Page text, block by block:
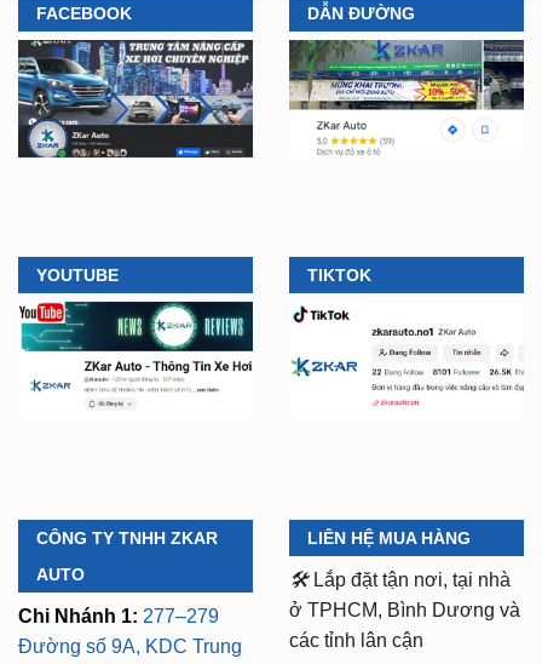
FACEBOOK DẪN ĐƯỜNG
YOUTUBE TIKTOK
CÔNG TY TNHH ZKAR
AUTO
Chi Nhánh 1: 277–279
Đường số 9A, KDC Trung
LIÊN HỆ MUA HÀNG
🛠️ Lắp đặt tận nơi, tại nhà
ở TPHCM, Bình Dương và
các tỉnh lân cận